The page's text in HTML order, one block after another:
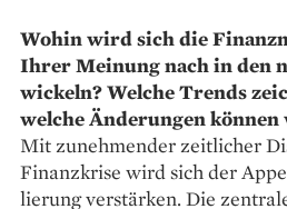
Wohin wird sich die
Ihrer Meinung nach in den
wickeln? Welche Trends
welche Änderungen
Mit zunehmender zeitlicher
Finanzkrise wird sich der
lierung verstärken. Die